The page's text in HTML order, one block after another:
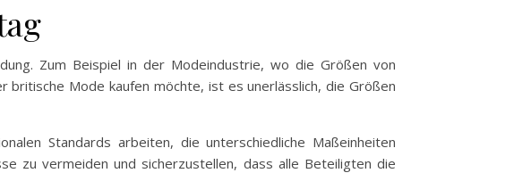
Zum Beispiel in der Modeindustrie, wo die Größen von
britische Mode kaufen möchte, ist es unerlässlich, die Größen
Standards arbeiten, die unterschiedliche Maßeinheiten
zu vermeiden und sicherzustellen, dass alle Beteiligten die